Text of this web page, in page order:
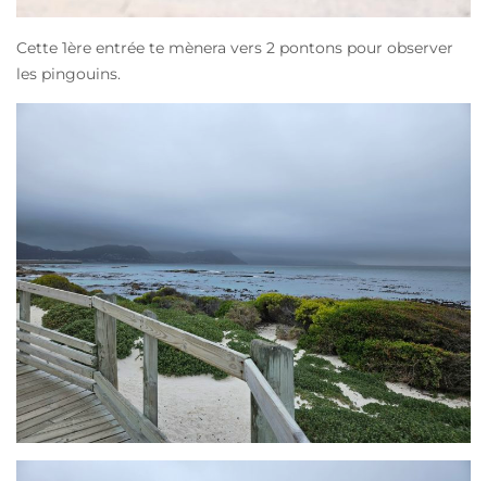
Cette 1ère entrée te mènera vers 2 pontons pour observer
les pingouins.